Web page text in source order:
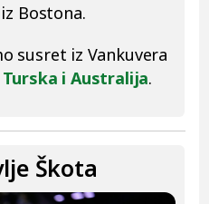
Bostona.
susret iz Vankuvera
Turska i Australija.
Škota